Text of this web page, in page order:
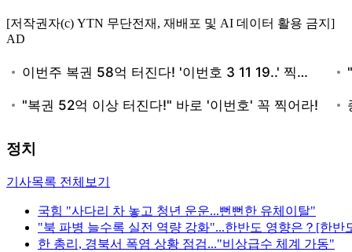
[저작권자(c) YTN 무단전재, 재배포 및 AI 데이터 활용 금지]
AD
정치
기사목록 전체보기
국힘 "사다리 차 놓고 청년 운운...뻔뻔한 유체이탈"
"북 파병 늘수록 실전 역량 강화"...한반도 영향은？[한반
한 총리, 경북서 폭염 상황 점검..."비상급수 체계 가동"